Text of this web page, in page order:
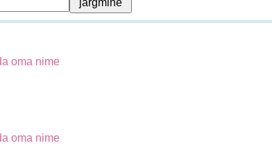
oma nime
oma nime